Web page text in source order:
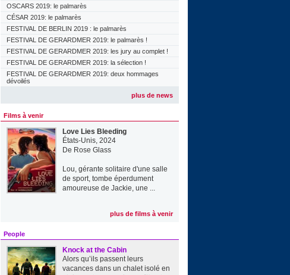
OSCARS 2019: le palmarès
CÉSAR 2019: le palmarès
FESTIVAL DE BERLIN 2019 : le palmarès
FESTIVAL DE GERARDMER 2019: le palmarès !
FESTIVAL DE GERARDMER 2019: les jury au complet !
FESTIVAL DE GERARDMER 2019: la sélection !
FESTIVAL DE GERARDMER 2019: deux hommages
dévoilés
plus de news
Films à venir
Love Lies Bleeding
États-Unis, 2024
De Rose Glass
Lou, gérante solitaire d'une salle
de sport, tombe éperdument
amoureuse de Jackie, une ...
plus de films à venir
People
Knock at the Cabin
Alors qu’ils passent leurs
vacances dans un chalet isolé en